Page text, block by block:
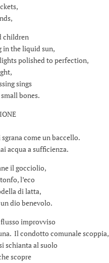
children
in the liquid sun,
polished to perfection,
sings
bones.
sgrana come un baccello.
acqua a sufficienza.
il gocciolio,
l’eco
di latta,
dio benevolo.
improvviso
Il condotto comunale scoppia,
schianta al suolo
scopre